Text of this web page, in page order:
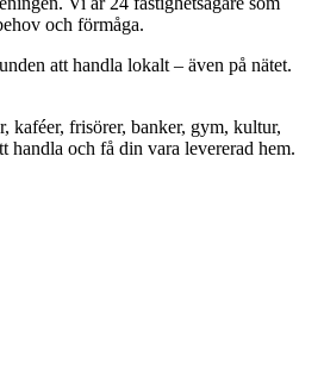
och förmåga.
att handla lokalt – även på nätet.
kaféer, frisörer, banker, gym, kultur,
och få din vara levererad hem.